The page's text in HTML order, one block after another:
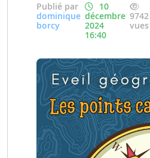
Publié par
dominique
borcy
10
décembre
2024
16:40
9742
vues